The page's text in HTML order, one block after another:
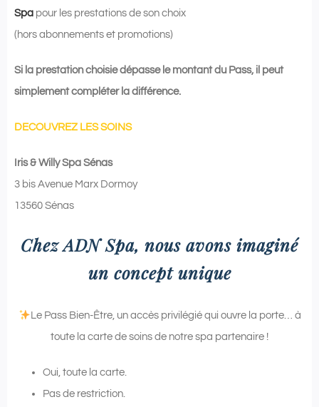
Spa pour les prestations de son choix
(hors abonnements et promotions)
Si la prestation choisie dépasse le montant du Pass, il peut
simplement compléter la différence.
DECOUVREZ LES SOINS
Iris & Willy Spa Sénas
3 bis Avenue Marx Dormoy
13560 Sénas
Chez ADN Spa, nous avons imaginé
un concept unique
Le Pass Bien-Être, un accès privilégié qui ouvre la porte… à
toute la carte de soins de notre spa partenaire !
Oui, toute la carte.
Pas de restriction.